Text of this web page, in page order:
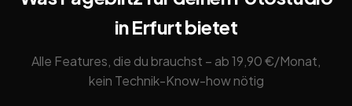
in Erfurt bietet
Alle Features, die du brauchst – ab 19,90 €/Monat,
kein Technik-Know-how nötig